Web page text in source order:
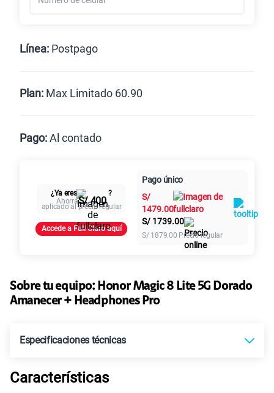
Línea: Postpago
Postpago
Plan: Max Limitado 60.90
Paga solo
25GBen alta velocidad
S/29.90
S/49.90
Pago:Al contado
Cuotas Claro
intereses
¿Ya eres
?
AhorraS/ 400
aplicado al precio regular
Accede a Full Claro aquí
Pago único
S/
1479.00
S/ 1739.00
S/ 1879.00 Precio regular
Sobre tu equipo: Honor Magic 8 Lite 5G Dorado
Amanecer + Headphones Pro
Especificaciones técnicas
Tecnología de Pantalla
Características